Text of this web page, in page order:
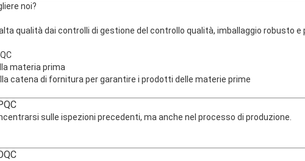
noi?
alta qualità dai controlli di gestione del controllo qualità,
materia prima
catena di fornitura per garantire i prodotti delle materie prime
PQC
sulle ispezioni precedenti, ma anche nel processo di produzione.
OQC